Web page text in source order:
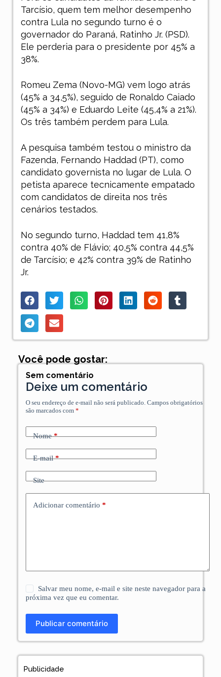
Tarcísio, quem tem melhor desempenho
contra Lula no segundo turno é o
governador do Paraná, Ratinho Jr. (PSD).
Ele perderia para o presidente por 45% a
38%.
Romeu Zema (Novo-MG) vem logo atrás
(45% a 34,5%), seguido de Ronaldo Caiado
(45% a 34%) e Eduardo Leite (45,4% a 21%).
Os três também perdem para Lula.
A pesquisa também testou o ministro da
Fazenda, Fernando Haddad (PT), como
candidato governista no lugar de Lula. O
petista aparece tecnicamente empatado
com candidatos de direita nos três
cenários testados.
No segundo turno, Haddad tem 41,8%
contra 40% de Flávio; 40,5% contra 44,5%
de Tarcísio; e 42% contra 39% de Ratinho
Jr.
Você pode gostar:
Sem comentário
Deixe um comentário
O seu endereço de e-mail não será publicado. Campos obrigatórios
são marcados com *
Nome*
E-mail*
Site
Adicionar comentário *
Salvar meu nome, e-mail e site neste navegador para a
próxima vez que eu comentar.
Publicar comentário
Publicidade